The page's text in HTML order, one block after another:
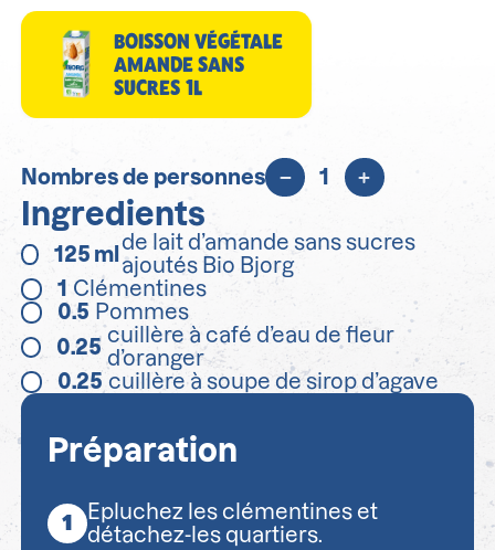
BOISSON VÉGÉTALE
AMANDE SANS
SUCRES 1L
Nombres de personnes 1
Ingredients
125 ml de lait d’amande sans sucres
ajoutés Bio Bjorg
1 Clémentines
0.5 Pommes
0.25 cuillère à café d’eau de fleur
d’oranger
0.25 cuillère à soupe de sirop d’agave
Préparation
Epluchez les clémentines et
détachez-les quartiers.